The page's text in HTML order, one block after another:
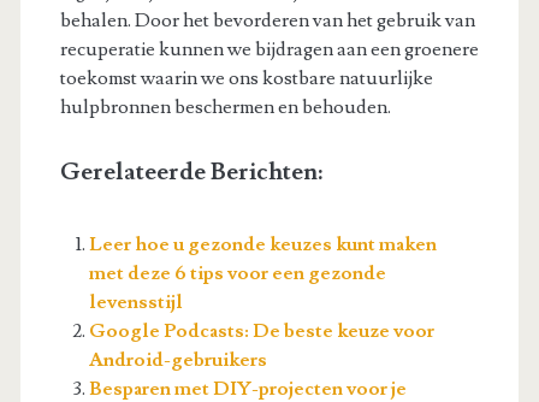
behalen. Door het bevorderen van het gebruik van
recuperatie kunnen we bijdragen aan een groenere
toekomst waarin we ons kostbare natuurlijke
hulpbronnen beschermen en behouden.
Gerelateerde Berichten:
Leer hoe u gezonde keuzes kunt maken
met deze 6 tips voor een gezonde
levensstijl
Google Podcasts: De beste keuze voor
Android-gebruikers
Besparen met DIY-projecten voor je